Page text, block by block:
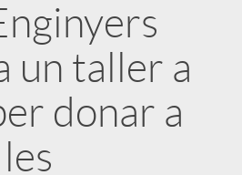
un taller a
donar a